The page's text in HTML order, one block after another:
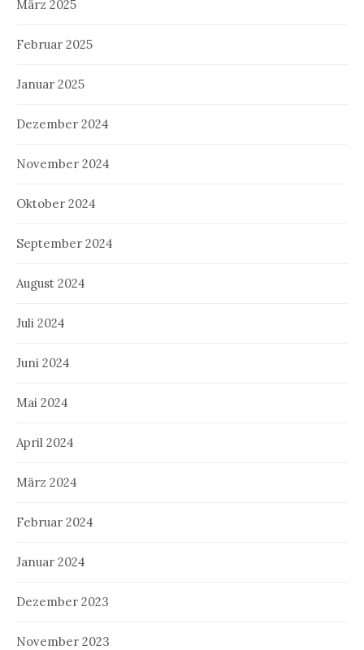
März 2025
Februar 2025
Januar 2025
Dezember 2024
November 2024
Oktober 2024
September 2024
August 2024
Juli 2024
Juni 2024
Mai 2024
April 2024
März 2024
Februar 2024
Januar 2024
Dezember 2023
November 2023